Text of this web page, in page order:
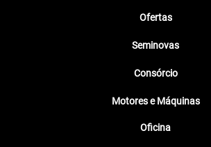
Ofertas
Seminovas
Consórcio
Motores e Máquinas
Oficina